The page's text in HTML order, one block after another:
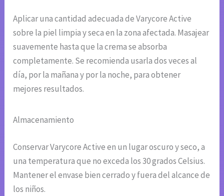
Aplicar una cantidad adecuada de Varycore Active
sobre la piel limpia y seca en la zona afectada. Masajear
suavemente hasta que la crema se absorba
completamente. Se recomienda usarla dos veces al
día, por la mañana y por la noche, para obtener
mejores resultados.
Almacenamiento
Conservar Varycore Active en un lugar oscuro y seco, a
una temperatura que no exceda los 30 grados Celsius.
Mantener el envase bien cerrado y fuera del alcance de
los niños.